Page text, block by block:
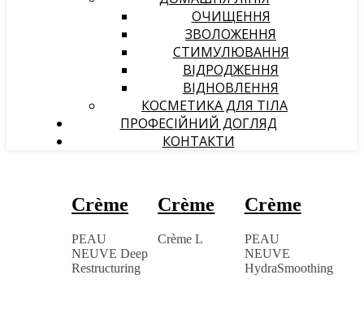
ОЧИЩЕННЯ
ЗВОЛОЖЕННЯ
СТИМУЛЮВАННЯ
ВІДРОДЖЕННЯ
ВІДНОВЛЕННЯ
КОСМЕТИКА ДЛЯ ТІЛА
ПРОФЕСІЙНИЙ ДОГЛЯД
КОНТАКТИ
Crème
PEAU
NEUVE Deep
Restructuring
Crème
Crème L
Crème
PEAU
NEUVE
HydraSmoothing